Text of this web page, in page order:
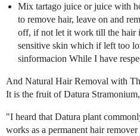
Mix tartago juice or juice with
to remove hair, leave on and
off, if not let it work till the hair
sensitive skin which if left too
sinformacion While I have
And Natural Hair Removal with
It is the fruit of Datura
"I heard that Datura plant
works as a permanent hair